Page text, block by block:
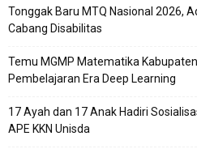
Tonggak Baru MTQ Nasional 2026,
Cabang Disabilitas
Temu MGMP Matematika
Pembelajaran Era Deep Learning
17 Ayah dan 17 Anak Hadiri
APE KKN Unisda